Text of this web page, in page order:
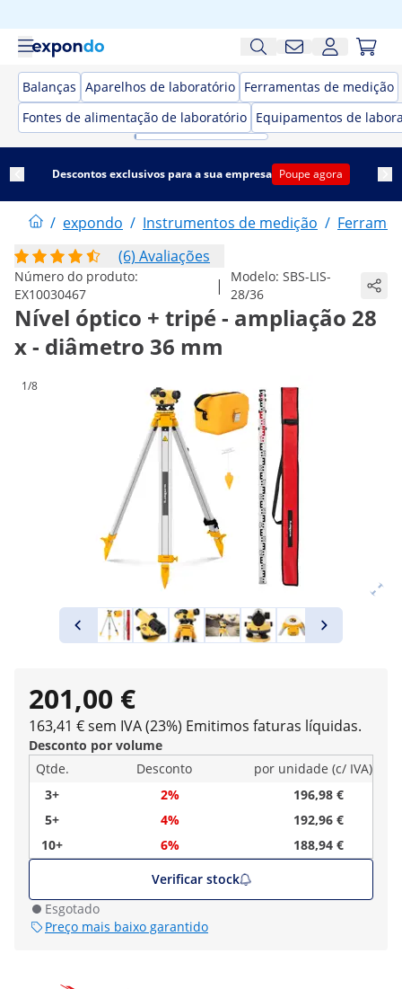
Balanças Aparelhos de laboratório Ferramentas de medição
Fontes de alimentação de laboratório Equipamentos de
Descontos exclusivos para a sua empresa Poupe agora
/ expondo / Instrumentos de medição /
(6) Avaliações
Número do produto:
EX10030467
| Modelo:SBS-LIS-
28/36
Nível óptico + tripé - ampliação 28
x - diâmetro 36 mm
1/8
201,00 €
163,41 € sem IVA (23%) Emitimos faturas líquidas.
Desconto por volume
Qtde.
Desconto
por unidade (c/ IVA)
3+
2%
196,98 €
5+
4%
192,96 €
10+
6%
188,94 €
Verificar stock
Esgotado
Preço mais baixo garantido